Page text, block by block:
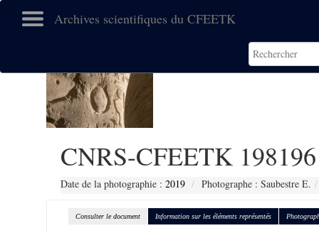
Archives scientifiques du CFEETK
CNRS-CFEETK 198196
Date de la photographie : 2019 Photographe : Saubestre E.
Consulter le document Information sur les éléments représentés